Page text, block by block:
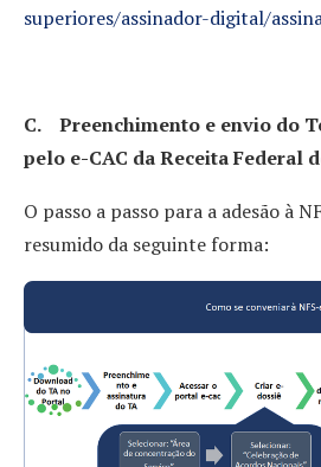
superiores/assinador-digital/
C. Preenchimento e envio do
pelo e-CAC da Receita Federal
O passo a passo para a adesão à
resumido da seguinte forma: